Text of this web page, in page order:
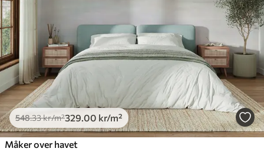
548.33kr/m²329 .00 kr/m²
Måker over havet